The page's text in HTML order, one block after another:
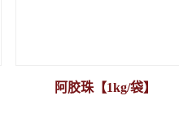
阿胶珠【1kg/袋】